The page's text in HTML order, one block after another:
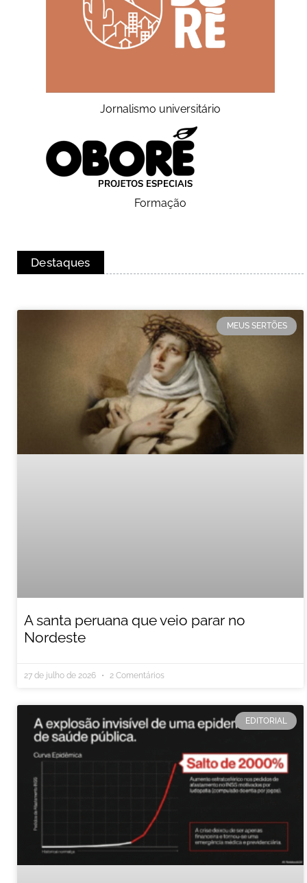
Jornalismo universitário
Formação
Destaques
MEUS SERTÕES
A santa peruana que veio parar no
Nordeste
27 de julho de 2026 2 Comentários
EDITORIAL